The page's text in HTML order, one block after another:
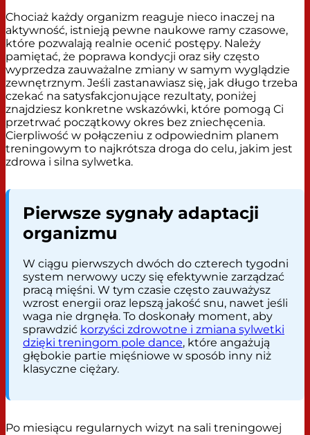
Chociaż każdy organizm reaguje nieco inaczej na
aktywność, istnieją pewne naukowe ramy czasowe,
które pozwalają realnie ocenić postępy. Należy
pamiętać, że poprawa kondycji oraz siły często
wyprzedza zauważalne zmiany w samym wyglądzie
zewnętrznym. Jeśli zastanawiasz się, jak długo trzeba
czekać na satysfakcjonujące rezultaty, poniżej
znajdziesz konkretne wskazówki, które pomogą Ci
przetrwać początkowy okres bez zniechęcenia.
Cierpliwość w połączeniu z odpowiednim planem
treningowym to najkrótsza droga do celu, jakim jest
zdrowa i silna sylwetka.
Pierwsze sygnały adaptacji
organizmu
W ciągu pierwszych dwóch do czterech tygodni
system nerwowy uczy się efektywnie zarządzać
pracą mięśni. W tym czasie często zauważysz
wzrost energii oraz lepszą jakość snu, nawet jeśli
waga nie drgnęła. To doskonały moment, aby
sprawdzić korzyści zdrowotne i zmiana sylwetki
dzięki treningom pole dance, które angażują
głębokie partie mięśniowe w sposób inny niż
klasyczne ciężary.
Po miesiącu regularnych wizyt na sali treningowej